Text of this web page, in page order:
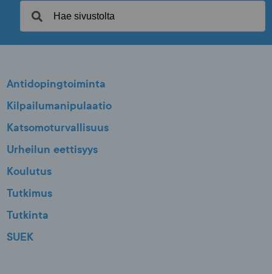
Antidopingtoiminta
Kilpailumanipulaatio
Katsomoturvallisuus
Urheilun eettisyys
Koulutus
Tutkimus
Tutkinta
SUEK